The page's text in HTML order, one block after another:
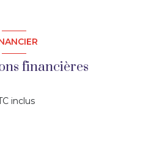
financières
inclus